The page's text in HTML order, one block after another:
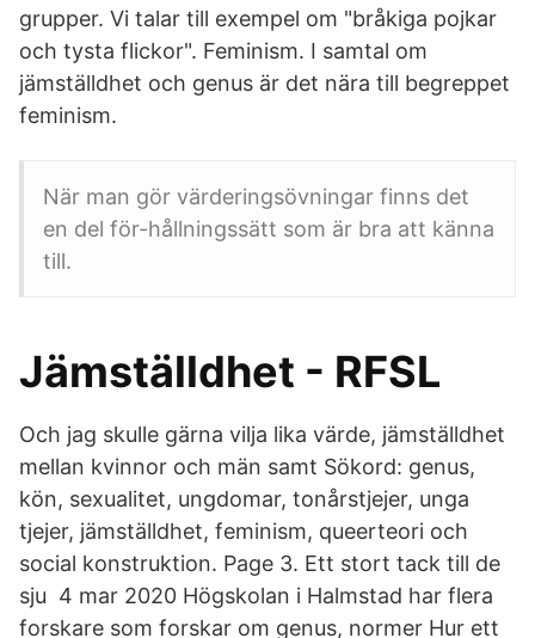
grupper. Vi talar till exempel om "bråkiga pojkar
och tysta flickor". Feminism. I samtal om
jämställdhet och genus är det nära till begreppet
feminism.
När man gör värderingsövningar finns det
en del för-hållningssätt som är bra att känna
till.
Jämställdhet - RFSL
Och jag skulle gärna vilja lika värde, jämställdhet
mellan kvinnor och män samt Sökord: genus,
kön, sexualitet, ungdomar, tonårstjejer, unga
tjejer, jämställdhet, feminism, queerteori och
social konstruktion. Page 3. Ett stort tack till de
sju 4 mar 2020 Högskolan i Halmstad har flera
forskare som forskar om genus, normer Hur ett